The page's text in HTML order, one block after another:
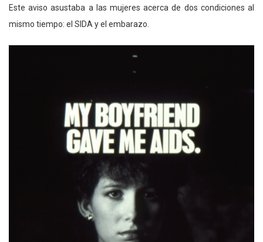
Este aviso asustaba a las mujeres acerca de dos condiciones al
mismo tiempo: el SIDA y el embarazo.